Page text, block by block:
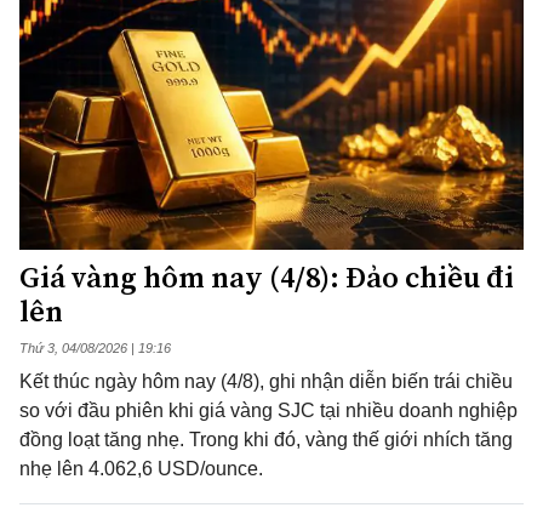
Giá vàng hôm nay (4/8): Đảo chiều đi
lên
Thứ 3, 04/08/2026 | 19:16
Kết thúc ngày hôm nay (4/8), ghi nhận diễn biến trái chiều
so với đầu phiên khi giá vàng SJC tại nhiều doanh nghiệp
đồng loạt tăng nhẹ. Trong khi đó, vàng thế giới nhích tăng
nhẹ lên 4.062,6 USD/ounce.